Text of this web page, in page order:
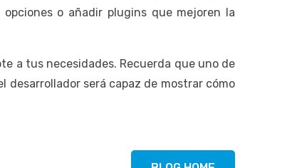
o añadir plugins que mejoren la
a tus necesidades. Recuerda que uno de
será capaz de mostrar cómo